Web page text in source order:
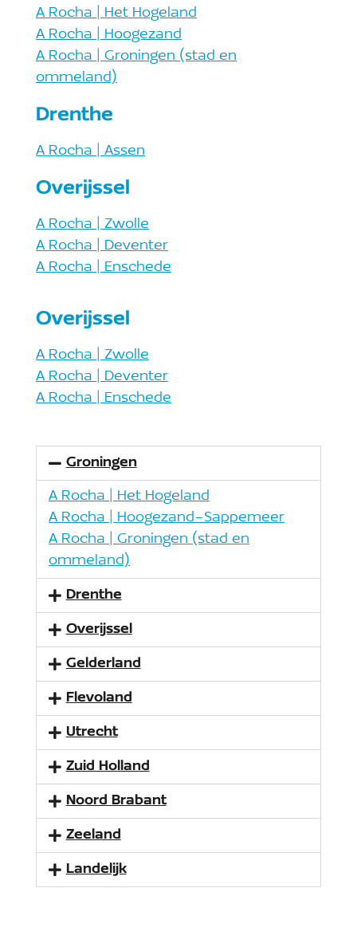
A Rocha | Het Hogeland
A Rocha | Hoogezand
A Rocha | Groningen (stad en
ommeland)
Drenthe
A Rocha | Assen
Overijssel
A Rocha | Zwolle
A Rocha | Deventer
A Rocha | Enschede
Overijssel
A Rocha | Zwolle
A Rocha | Deventer
A Rocha | Enschede
Groningen
A Rocha | Het Hogeland
A Rocha | Hoogezand-Sappemeer
A Rocha | Groningen (stad en
ommeland)
Drenthe
Overijssel
Gelderland
Flevoland
Utrecht
Zuid Holland
Noord Brabant
Zeeland
Landelijk